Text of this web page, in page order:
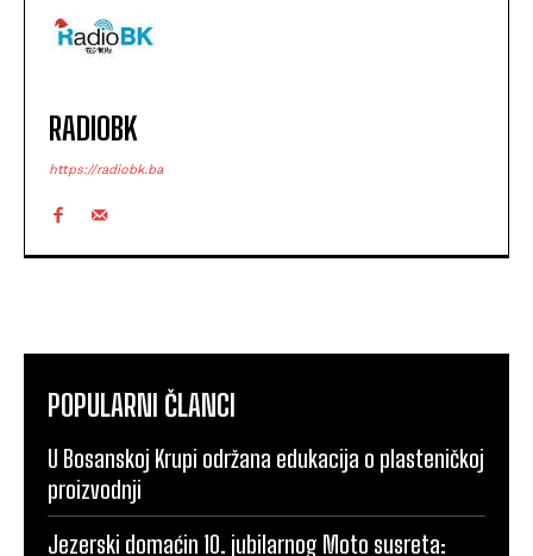
RADIOBK
https://radiobk.ba
POPULARNI ČLANCI
U Bosanskoj Krupi održana edukacija o plasteničkoj
proizvodnji
Jezerski domaćin 10. jubilarnog Moto susreta: